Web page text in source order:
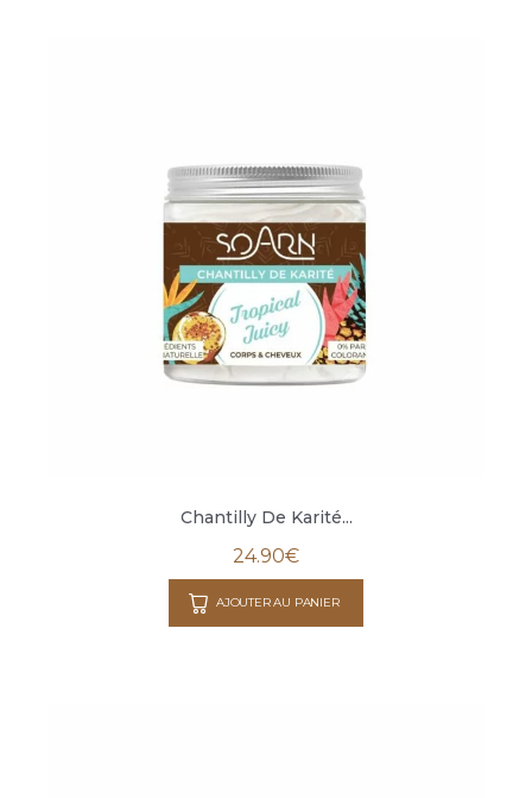
Chantilly De Karité...
24.90€
AJOUTER AU PANIER